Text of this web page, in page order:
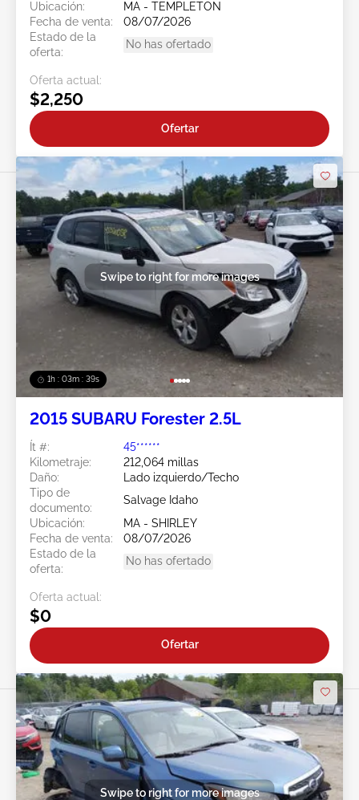
Ubicación:
MA - TEMPLETON
Fecha de venta:
08/07/2026
Estado de la
oferta:
No has ofertado
Oferta actual:
$2,250
Ofertar
1h : 03m : 37s
Swipe to right for more images
2015 SUBARU Forester 2.5L
Ít #:
45******
Kilometraje:
212,064 millas
Daño:
Lado izquierdo/Techo
Tipo de
documento:
Salvage Idaho
Ubicación:
MA - SHIRLEY
Fecha de venta:
08/07/2026
Estado de la
oferta:
No has ofertado
Oferta actual:
$0
Ofertar
Swipe to right for more images